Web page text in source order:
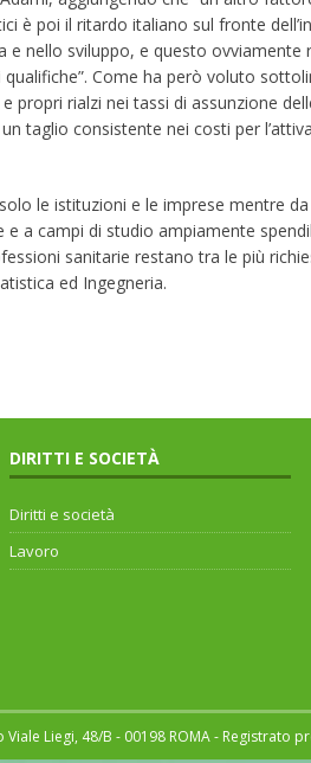
è poi il ritardo italiano sul fronte
e nello sviluppo, e questo ovviamente
Come ha però voluto
propri rialzi nei tassi di assunzione
taglio consistente nei costi per
le istituzioni e le imprese mentre
a campi di studio ampiamente
sanitarie restano tra le più
ed Ingegneria.
DIRITTI E SOCIETÀ
Diritti e società
Lavoro
Liegi, 48/B - 00198 ROMA - Registrato